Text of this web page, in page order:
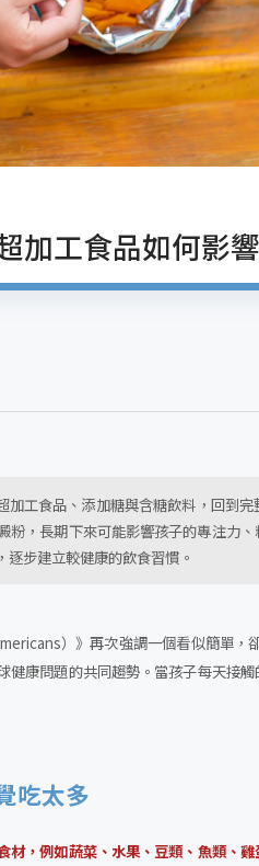
加工食品如何影
工食品、添加糖與含糖飲料，回到
，長期下來可能影響孩子的專注力
步建立較健康的飲食習慣。
）》再次強調一個看似簡單，
康問題的共同趨勢。當孩子每天接
吃太多
，例如蔬菜、水果、豆類、魚類、